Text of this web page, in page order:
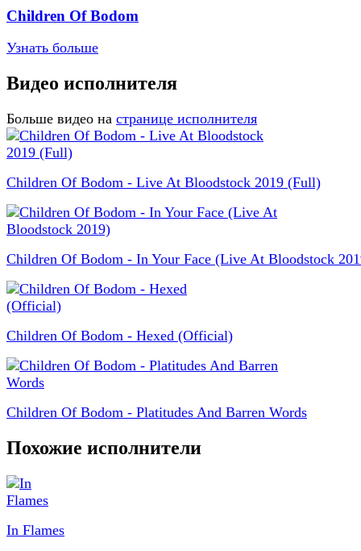
Children Of Bodom
Узнать больше
Видео исполнителя
Больше видео на странице исполнителя
Children Of Bodom - Live At Bloodstock 2019 (Full)
Children Of Bodom - In Your Face (Live At Bloodstock
Children Of Bodom - Hexed (Official)
Children Of Bodom - Platitudes And Barren Words
Похожие исполнители
In Flames